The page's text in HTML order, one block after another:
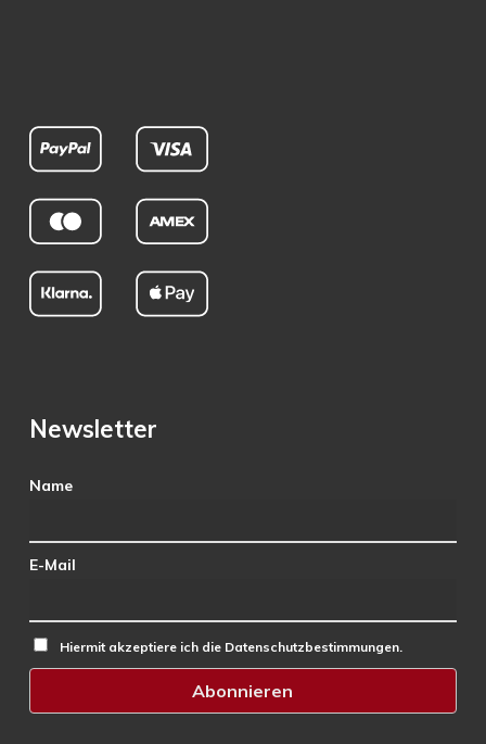
Newsletter
Name
E-Mail
Hiermit akzeptiere ich die Datenschutzbestimmungen.